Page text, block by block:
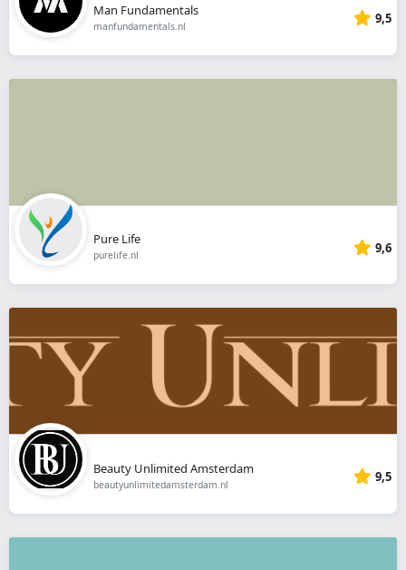
Man Fundamentals
manfundamentals.nl 9,5
Pure Life
purelife.nl 9,6
Beauty Unlimited Amsterdam
beautyunlimitedamsterdam.nl 9,5